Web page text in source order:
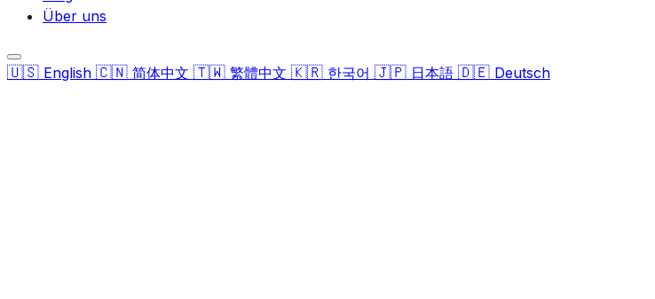
Über uns
🇺🇸 English 🇨🇳 简体中文 🇹🇼 繁體中文 🇰🇷 한국어 🇯🇵 日本語 🇩🇪 Deutsch